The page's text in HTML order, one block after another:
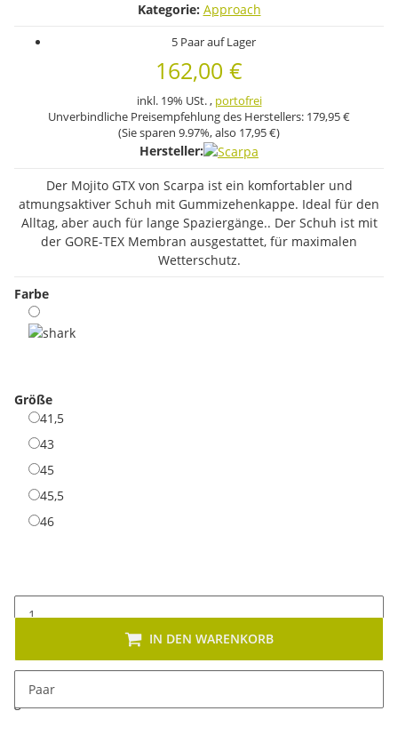
Kategorie: Approach
5 Paar auf Lager
162,00 €
inkl. 19% USt. , portofrei
Unverbindliche Preisempfehlung des Herstellers: 179,95 €
(Sie sparen 9.97%, also 17,95 €)
Hersteller:
Der Mojito GTX von Scarpa ist ein komfortabler und
atmungsaktiver Schuh mit Gummizehenkappe. Ideal für den
Alltag, aber auch für lange Spaziergänge.. Der Schuh ist mit
der GORE-TEX Membran ausgestattet, für maximalen
Wetterschutz.
Farbe
Größe
41,541,5
4343
4545
45,545,5
4646
Paar
IN DEN WARENKORB
Dieses Produkt hat Variationen. Wählen Sie bitte die